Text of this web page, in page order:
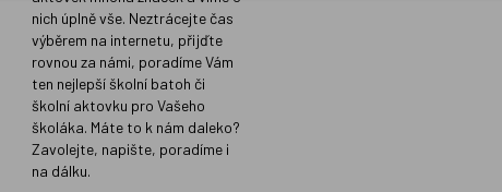
nich úplně vše. Neztrácejte čas
výběrem na internetu, přijďte
rovnou za námi, poradíme Vám
ten nejlepší školní batoh či
školní aktovku pro Vašeho
školáka. Máte to k nám daleko?
Zavolejte, napište, poradíme i
na dálku.